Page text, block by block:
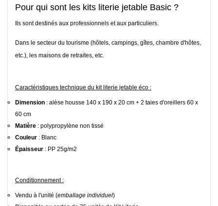
Pour qui sont les kits literie jetable Basic ?
Ils sont destinés aux professionnels et aux particuliers.
Dans le secteur du tourisme (hôtels, campings, gîtes, chambre d'hôtes,
etc.), les maisons de retraites, etc.
Caractéristiques technique du kit literie jetable éco :
Dimension : alèse housse 140 x 190 x 20 cm + 2 taies d'oreillers 60 x
60 cm
Matière : polypropylène non tissé
Couleur : Blanc
Épaisseur : PP 25g/m2
Conditionnement :
Vendu à l'unité (emballage individuel)